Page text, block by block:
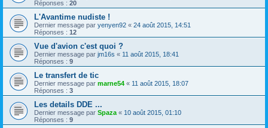
Réponses : 20
L'Avantime nudiste !
Dernier message par yenyen92 « 24 août 2015, 14:51
Réponses : 12
Vue d'avion c'est quoi ?
Dernier message par jm16s « 11 août 2015, 18:41
Réponses : 9
Le transfert de tic
Dernier message par marne54 « 11 août 2015, 18:07
Réponses : 3
Les details DDE ...
Dernier message par Spaza « 10 août 2015, 01:10
Réponses : 9